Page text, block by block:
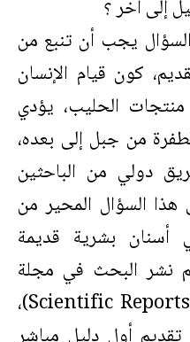
إلى آخر ؟
يجب أن تنبع من
كون قيام الإنسان
منتجات الحليب، يؤدي
من جبل إلى بعده،
دولي من الباحثين
هذا السؤال المحير من
بشرية قديمة
نشر البحث في مجلة
التقارير العلمية (Scientific Reports)،